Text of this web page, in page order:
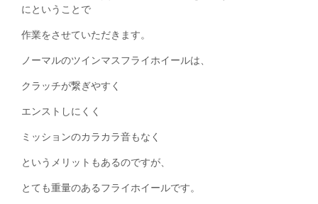
にということで
作業をさせていただきます。
ノーマルのツインマスフライホイールは、
クラッチが繋ぎやすく
エンストしにくく
ミッションのカラカラ音もなく
というメリットもあるのですが、
とても重量のあるフライホイールです。